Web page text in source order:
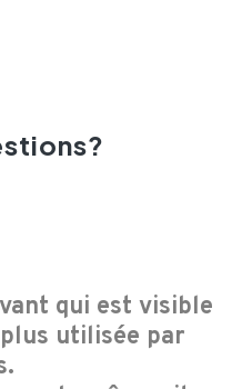
qui est visible
utilisée par